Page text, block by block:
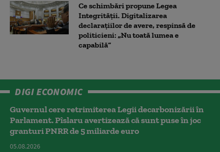
Ce schimbări propune Legea
Integrității. Digitalizarea
declarațiilor de avere, respinsă de
politicieni: „Nu toată lumea e
capabilă”
DIGI ECONOMIC
Guvernul cere retrimiterea Legii decarbonizării în
Parlament. Pîslaru avertizează că sunt puse în joc
granturi PNRR de 5 miliarde euro
05.08.2026